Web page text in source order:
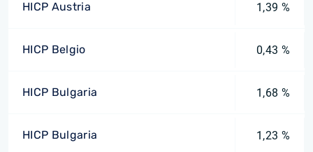
HICP Austria 1,39 %
HICP Belgio 0,43 %
HICP Bulgaria 1,68 %
HICP Bulgaria 1,23 %